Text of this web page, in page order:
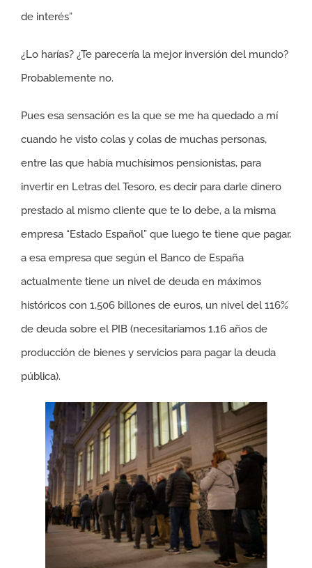
de interés”
¿Lo harías? ¿Te parecería la mejor inversión del mundo?
Probablemente no.
Pues esa sensación es la que se me ha quedado a mí
cuando he visto colas y colas de muchas personas,
entre las que había muchísimos pensionistas, para
invertir en Letras del Tesoro, es decir para darle dinero
prestado al mismo cliente que te lo debe, a la misma
empresa “Estado Español” que luego te tiene que pagar,
a esa empresa que según el Banco de España
actualmente tiene un nivel de deuda en máximos
históricos con 1,506 billones de euros, un nivel del 116%
de deuda sobre el PIB (necesitaríamos 1,16 años de
producción de bienes y servicios para pagar la deuda
pública).